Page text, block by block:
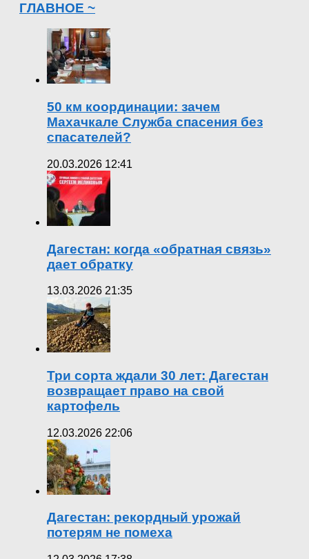
ГЛАВНОЕ ~
50 км координации: зачем
Махачкале Служба спасения без
спасателей?
20.03.2026 12:41
Дагестан: когда «обратная связь»
дает обратку
13.03.2026 21:35
Три сорта ждали 30 лет: Дагестан
возвращает право на свой
картофель
12.03.2026 22:06
Дагестан: рекордный урожай
потерям не помеха